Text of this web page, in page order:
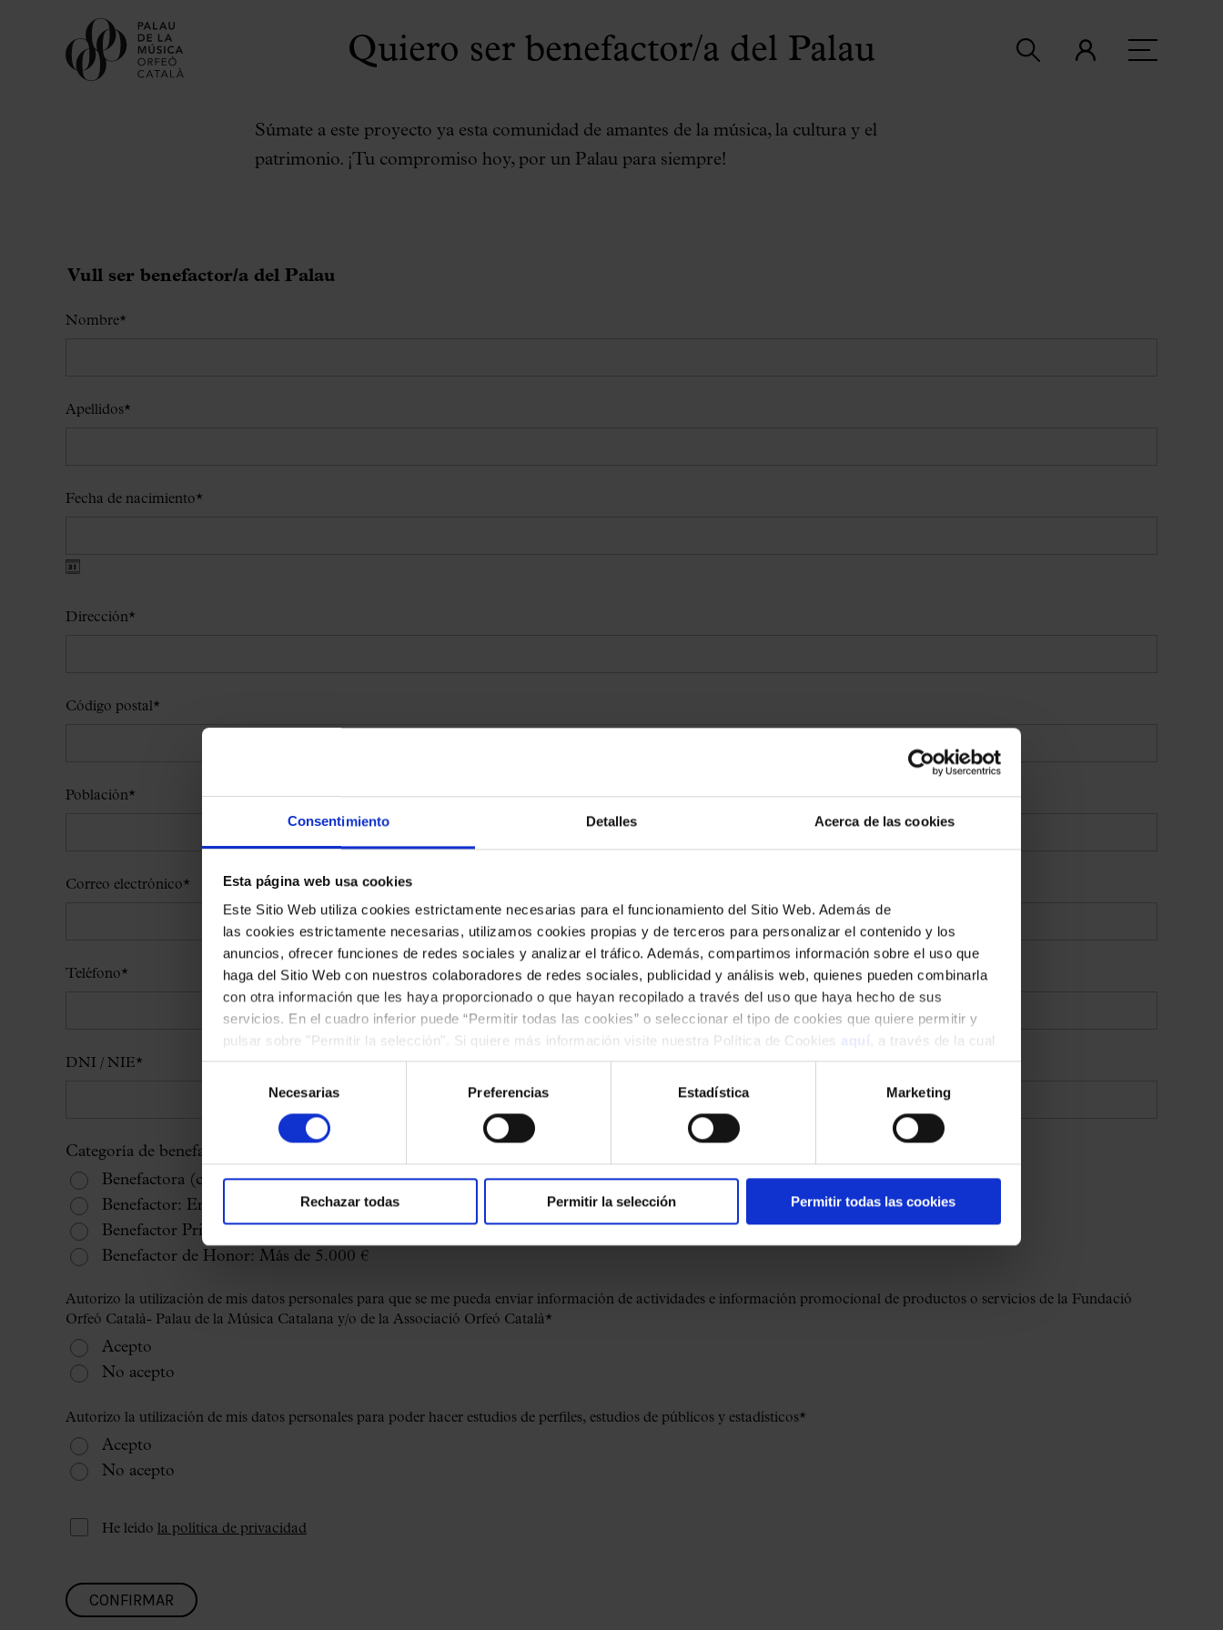
Consentimiento Detalles Acerca de las cookies
Esta página web usa cookies
Este Sitio Web utiliza cookies estrictamente necesarias para el funcionamiento del Sitio Web. Además de
las cookies estrictamente necesarias, utilizamos cookies propias y de terceros para personalizar el contenido y los
anuncios, ofrecer funciones de redes sociales y analizar el tráfico. Además, compartimos información sobre el uso que
haga del Sitio Web con nuestros colaboradores de redes sociales, publicidad y análisis web, quienes pueden combinarla
con otra información que les haya proporcionado o que hayan recopilado a través del uso que haya hecho de sus
servicios. En el cuadro inferior puede “Permitir todas las cookies” o seleccionar el tipo de cookies que quiere permitir y
pulsar sobre "Permitir la selección". Si quiere más información visite nuestra Política de Cookies aquí
, a través de la cual
podrá deshabilitar o configurar las cookies en cualquier momento.”.
consentimiento
Necesarias Preferencias Estadística Marketing
Rechazar todas Permitir la selección Permitir todas las cookies
Quiero ser benefactor/a del Palau
Súmate a este proyecto ya esta comunidad de amantes de la música, la cultura y el
patrimonio. ¡Tu compromiso hoy, por un Palau para siempre!
Vull ser benefactor/a del Palau
Nombre*
Apellidos*
Fecha de nacimiento*
Dirección*
Código postal*
Población*
Correo electrónico*
Teléfono*
DNI / NIE*
Categoría de benefactor/a
Benefactora (cuota joven. Menoras de 45 años): 450 €
Benefactor: Entre 1.000 y 3.000 €
Benefactor Principal: Entre 3.000 y 5.000 €
Benefactor de Honor: Más de 5.000 €
Autorizo la utilización de mis datos personales para que se me pueda enviar información de actividades e información promocional de productos o servicios de la Fundació
Orfeó Català- Palau de la Música Catalana y/o de la Associació Orfeó Català*
Acepto
No acepto
Autorizo la utilización de mis datos personales para poder hacer estudios de perfiles, estudios de públicos y estadísticos*
Acepto
No acepto
He leído la política de privacidad
CONFIRMAR